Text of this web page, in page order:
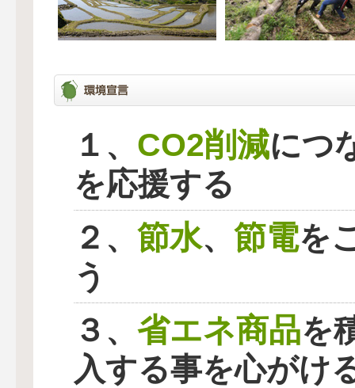
１、 CO2削減につ
を応援する
２、 節水、 節電を
う
３、 省エネ商品を
入する事を心がけ